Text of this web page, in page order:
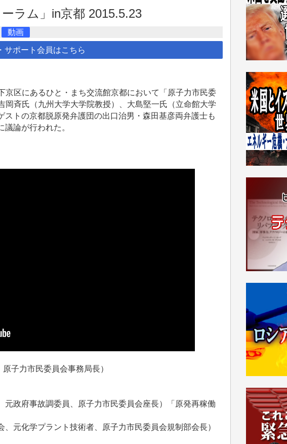
ラム」in京都 2015.5.23
動画
サポート会員はこちら
区にあるひと・まち交流館京都において「原子力市民委
岡斉氏（九州大学大学院教授）、大島堅一氏（立命館大学
トの京都脱原発弁護団の出口治男・森田基彦両弁護士も
論が行われた。
子力市民委員会事務局長）
元政府事故調委員、原子力市民委員会座長）「原発再稼働
元化学プラント技術者、原子力市民委員会規制部会長）